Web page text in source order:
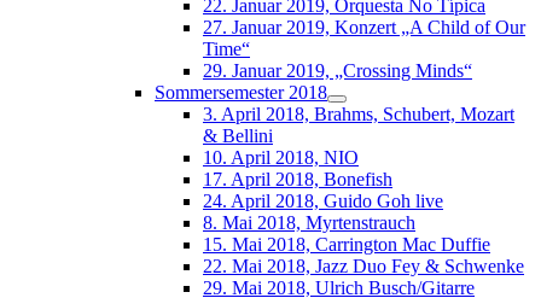
22. Januar 2019, Orquesta No Típica
27. Januar 2019, Konzert „A Child of Our
Time“
29. Januar 2019, „Crossing Minds“
Sommersemester 2018
3. April 2018, Brahms, Schubert, Mozart
& Bellini
10. April 2018, NIO
17. April 2018, Bonefish
24. April 2018, Guido Goh live
8. Mai 2018, Myrtenstrauch
15. Mai 2018, Carrington Mac Duffie
22. Mai 2018, Jazz Duo Fey & Schwenke
29. Mai 2018, Ulrich Busch/Gitarre